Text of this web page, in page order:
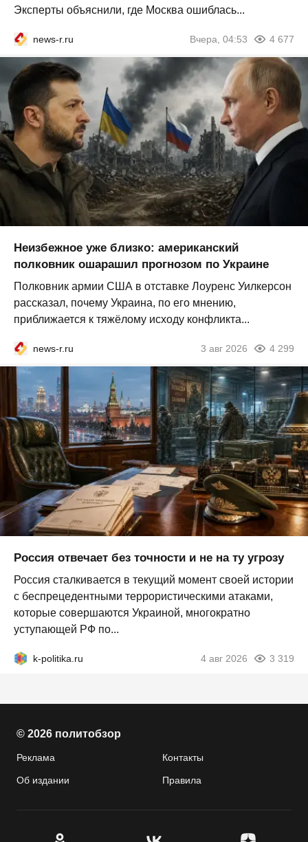
Эксперты объяснили, где Москва ошиблась...
news-r.ru Вчера, 04:53 4 677
Неизбежное уже близко: американский
полковник ошарашил прогнозом по Украине
Полковник армии США в отставке Лоуренс Уилкерсон
рассказал, почему Украина, по его мнению,
приближается к тяжёлому исходу конфликта...
news-r.ru 3 авг 2026 4 299
Россия отвечает без точности и не на ту угрозу
Россия сталкивается в текущий момент своей истории
с беспрецедентными террористическими атаками,
которые совершаются Украиной, многократно
уступающей РФ по...
k-politika.ru 4 авг 2026 3 319
© 2026 политобзор
Реклама Контакты
Об издании Правила